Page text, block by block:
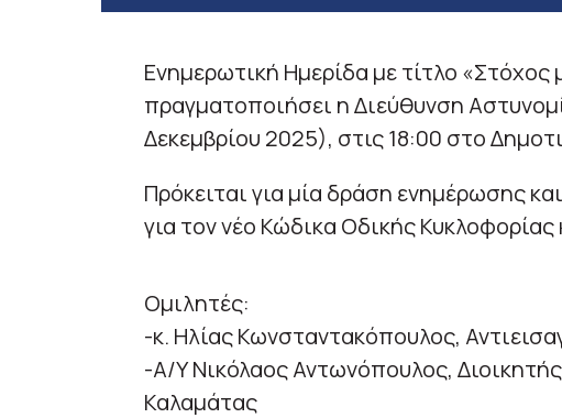
Ενημερωτική Ημερίδα με τίτλο
πραγματοποιήσει η Διεύθυνση
Δεκεμβρίου 2025), στις 18:00 στο
Πρόκειται για μία δράση ενημέρωσης
για τον νέο Κώδικα Οδικής
Ομιλητές:
-κ. Ηλίας Κωνσταντακόπουλος,
-Α/Υ Νικόλαος Αντωνόπουλος,
Καλαμάτας